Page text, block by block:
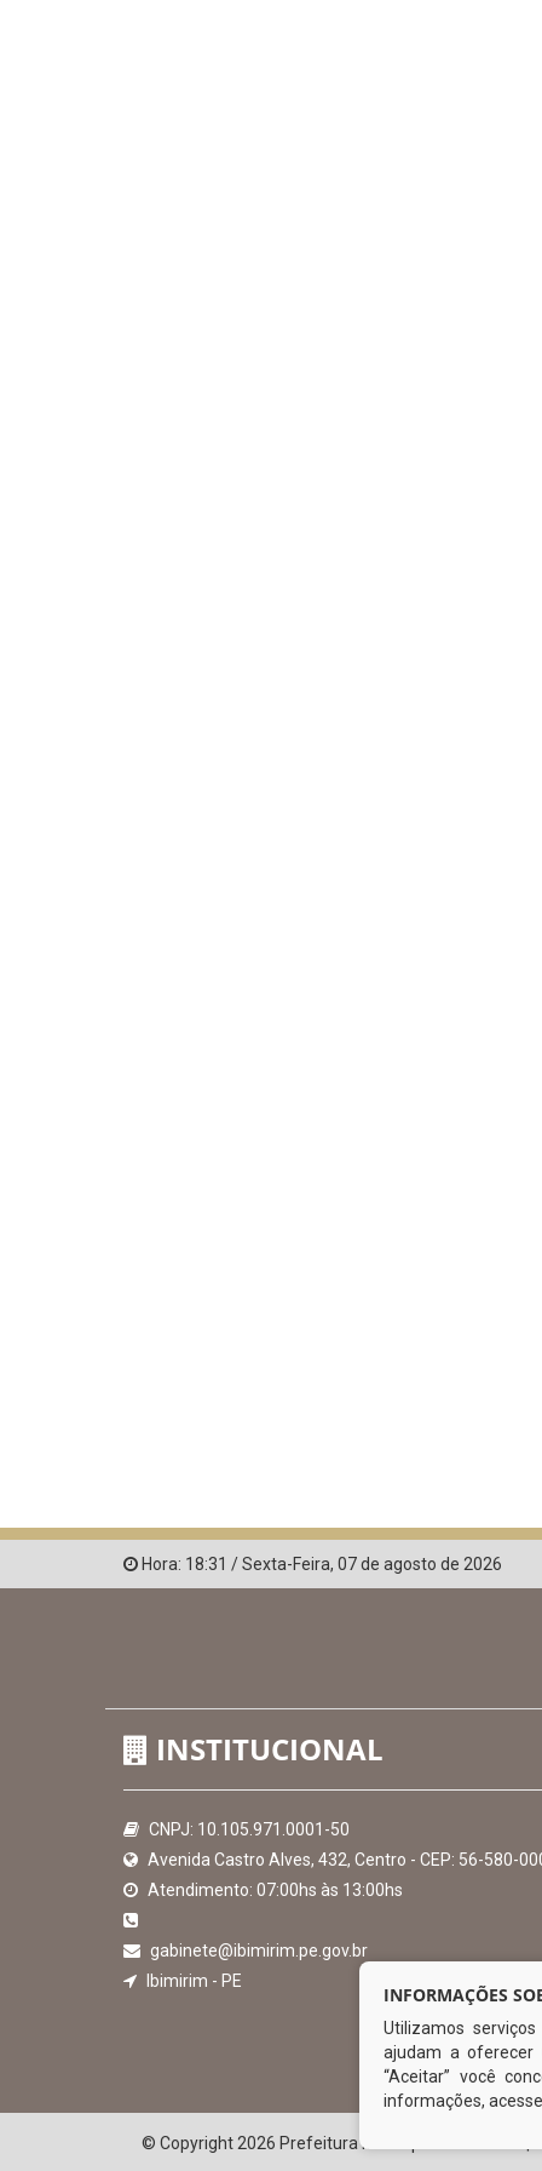
Hora:18:31/Sexta-Feira ,07 de agosto de 2026
INSTITUCIONAL
Avenida Castro Alves, 432, Centro - CEP: 56-580-
Atendimento: 07:00hs às 13:00hs
gabinete@ibimirim.pe.gov.br
INFORMAÇÕES
Utilizamos
ajudam a oferecer
“Aceitar” você
informações,